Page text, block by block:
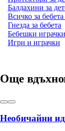
Балдахини за
Всичко за
Гнезда за бебета
Бебешки играчки
Игри и играчки
Още
Необичайни